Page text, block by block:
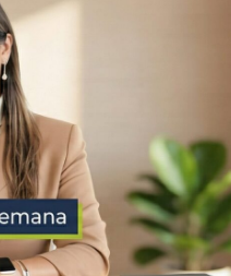
– THANK YOU
– LP